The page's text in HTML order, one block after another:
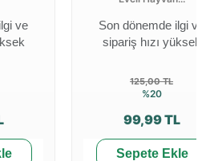
ve
Son dönemde ilgi ve
sipariş hızı yüksek
125,00 TL
%20
99,99 TL
Sepete Ekle